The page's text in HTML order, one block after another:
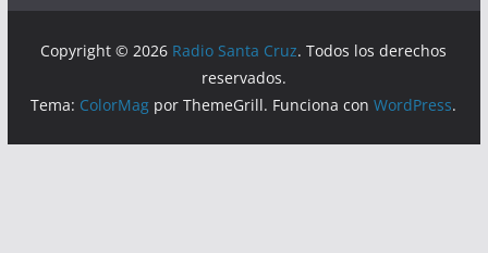
Copyright © 2026 Radio Santa Cruz. Todos los derechos
reservados.
Tema: ColorMag por ThemeGrill. Funciona conWordPress.